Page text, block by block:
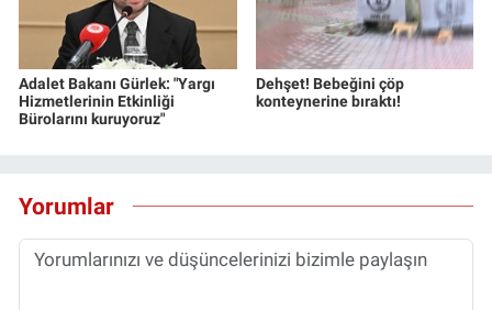
Adalet Bakanı Gürlek: "Yargı
Hizmetlerinin Etkinliği
Bürolarını kuruyoruz"
Dehşet! Bebeğini çöp
konteynerine bıraktı!
Yorumlar